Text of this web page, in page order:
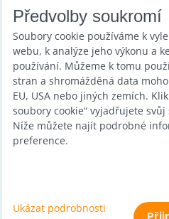
Zábava na Vaši akci
Půjčovna
Promotéři
Kurzy a setkání
Velkoobchod
Nabídka práce
Předvolby soukromí
Předvolby soukromí
Soubory cookie používáme k
webu, k analýze jeho výkonu a
používání. Můžeme k tomu
stran a shromážděná data
EU, USA nebo jiných zemích.
soubory cookie“ vyjadřujete
Níže můžete najít podrobné
preference.
Ukázat podrobnosti